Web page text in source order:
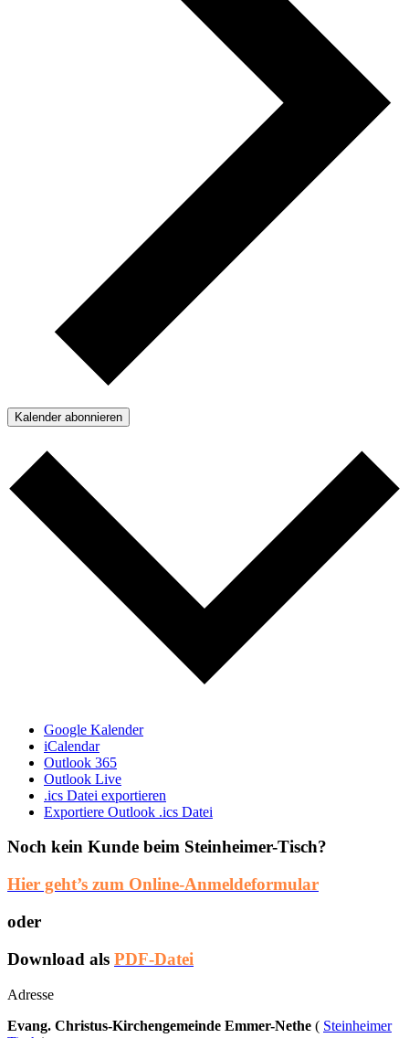
Kalender abonnieren
Google Kalender
iCalendar
Outlook 365
Outlook Live
.ics Datei exportieren
Exportiere Outlook .ics Datei
Noch kein Kunde beim Steinheimer-Tisch?
Hier geht’s zum Online-Anmeldeformular
oder
Download als PDF-Datei
Adresse
Evang. Christus-Kirchengemeinde Emmer-Nethe ( Steinheimer